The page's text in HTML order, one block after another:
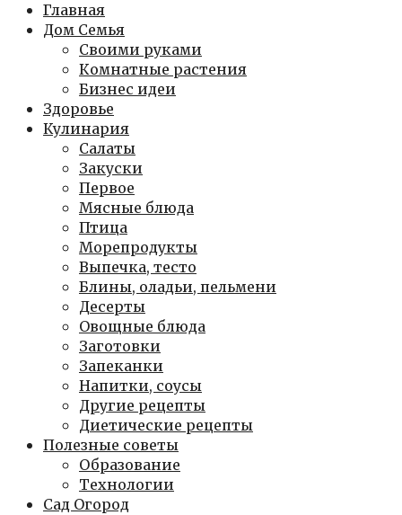
Главная
Дом Семья
Своими руками
Комнатные растения
Бизнес идеи
Здоровье
Кулинария
Салаты
Закуски
Первое
Мясные блюда
Птица
Морепродукты
Выпечка, тесто
Блины, оладьи, пельмени
Десерты
Овощные блюда
Заготовки
Запеканки
Напитки, соусы
Другие рецепты
Диетические рецепты
Полезные советы
Образование
Технологии
Сад Огород